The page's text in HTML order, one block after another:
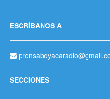
ESCRÍBANOS A
SECCIONES